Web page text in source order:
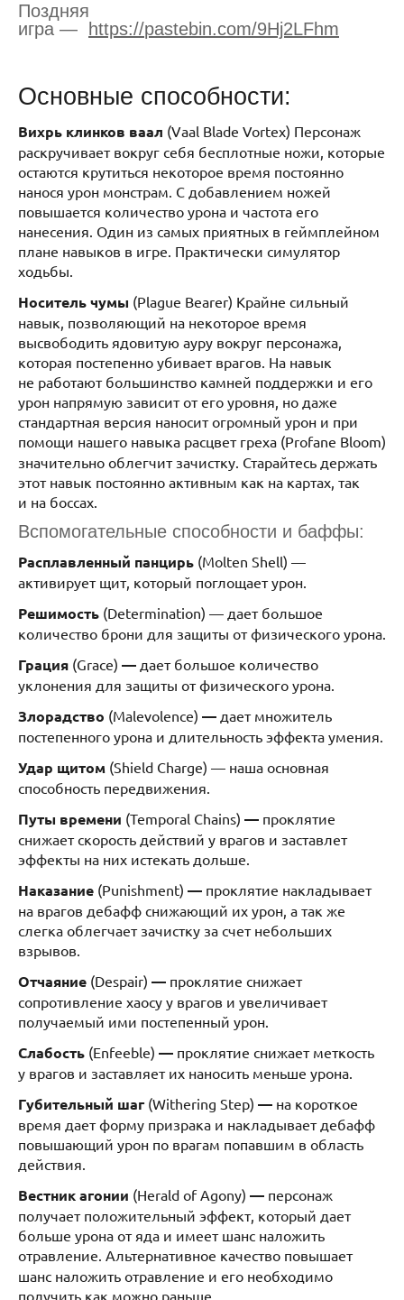
Поздняя
игра —
https://pastebin.com/9Hj2LFhm
Основные способности:
Вихрь клинков ваал (Vaal Blade Vortex) Персонаж
раскручивает вокруг себя бесплотные ножи, которые
остаются крутиться некоторое время постоянно
нанося урон монстрам. С добавлением ножей
повышается количество урона и частота его
нанесения. Один из самых приятных в геймплейном
плане навыков в игре. Практически симулятор
ходьбы.
Носитель чумы (Plague Bearer) Крайне сильный
навык, позволяющий на некоторое время
высвободить ядовитую ауру вокруг персонажа,
которая постепенно убивает врагов. На навык
не работают большинство камней поддержки и его
урон напрямую зависит от его уровня, но даже
стандартная версия наносит огромный урон и при
помощи нашего навыка расцвет греха (Profane Bloom)
значительно облегчит зачистку. Старайтесь держать
этот навык постоянно активным как на картах, так
и на боссах.
Вспомогательные способности и баффы:
Расплавленный панцирь (Molten Shell) —
активирует щит, который поглощает урон.
Решимость (Determination) — дает большое
количество брони для защиты от физического урона.
Грация (Grace) — дает большое количество
уклонения для защиты от физического урона.
Злорадство (Malevolence) — дает множитель
постепенного урона и длительность эффекта умения.
Удар щитом (Shield Charge) — наша основная
способность передвижения.
Путы времени (Temporal Chains) — проклятие
снижает скорость действий у врагов и заставлет
эффекты на них истекать дольше.
Наказание (Punishment) — проклятие накладывает
на врагов дебафф снижающий их урон, а так же
слегка облегчает зачистку за счет небольших
взрывов.
Отчаяние (Despair) — проклятие снижает
сопротивление хаосу у врагов и увеличивает
получаемый ими постепенный урон.
Слабость (Enfeeble) — проклятие снижает меткость
у врагов и заставляет их наносить меньше урона.
Губительный шаг (Withering Step) — на короткое
время дает форму призрака и накладывает дебафф
повышающий урон по врагам попавшим в область
действия.
Вестник агонии (Herald of Agony) — персонаж
получает положительный эффект, который дает
больше урона от яда и имеет шанс наложить
отравление. Альтернативное качество повышает
шанс наложить отравление и его необходимо
получить как можно раньше.